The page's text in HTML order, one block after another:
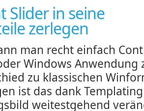
Slider in seine
zerlegen
man recht einfach
Windows Anwendung
zu klassischen
ist das dank
weitestgehend